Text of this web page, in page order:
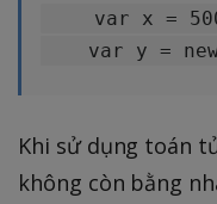
var x =
Khi sử dụng toán
không còn bằng